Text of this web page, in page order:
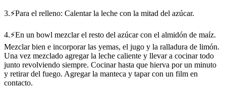
3.⚡Para el relleno: Calentar la leche con la mitad del azúcar.
4.⚡En un bowl mezclar el resto del azúcar con el almidón de maíz.
Mezclar bien e incorporar las yemas, el jugo y la ralladura de limón.
Una vez mezclado agregar la leche caliente y llevar a cocinar todo
junto revolviendo siempre. Cocinar hasta que hierva por un minuto
y retirar del fuego. Agregar la manteca y tapar con un film en
contacto.